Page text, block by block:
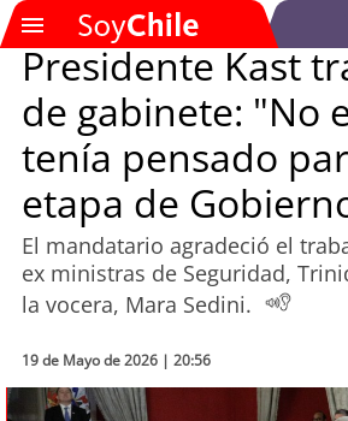
SOYTV
Podcast
Actualidad
Entretención
Economía
Presidente Kast
de gabinete: "No
tenía pensado
etapa de
El mandatario agradeció el
ex ministras de Seguridad,
la vocera, Mara Sedini.
19 de Mayo de 2026 | 20:56